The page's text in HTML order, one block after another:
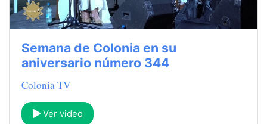
Semana de Colonia en su
aniversario número 344
Colonia TV
Ver video